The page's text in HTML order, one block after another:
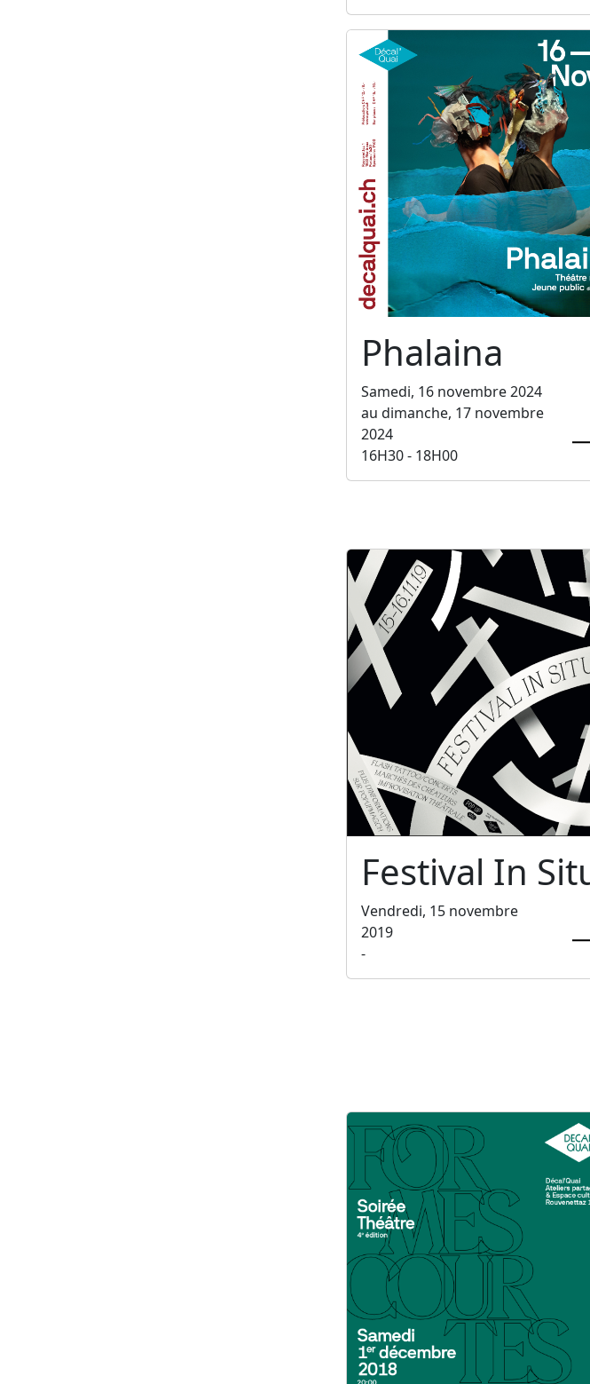
Phalaina
Samedi, 16 novembre 2024
au dimanche, 17 novembre
2024
16H30 - 18H00
Festival In
Vendredi, 15 novembre
2019
-